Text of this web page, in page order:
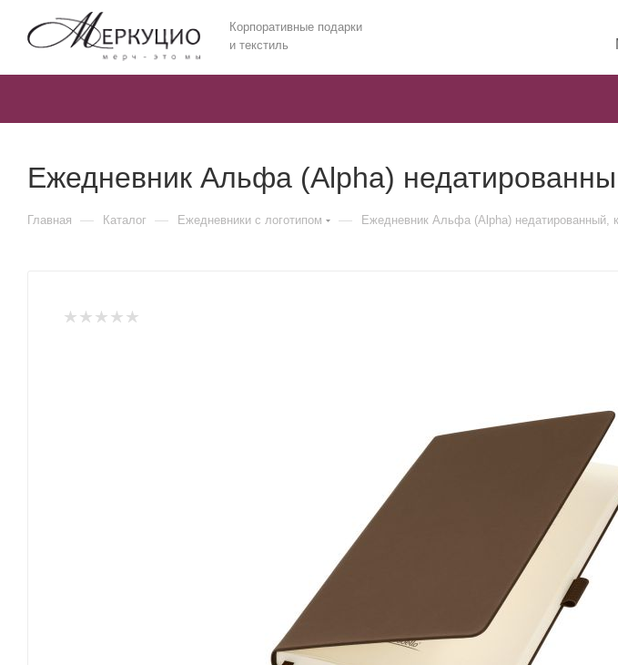
Корпоративные подарки
и текстиль
Ежедневник Альфа (Alpha)
Главная — Каталог — Ежедневники c логотипом — Ежедневник Альфа (Alpha) недатированный,